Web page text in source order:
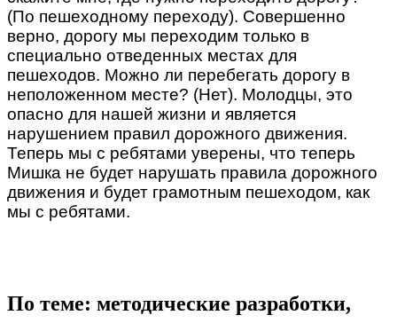
(По пешеходному переходу). Совершенно
верно, дорогу мы переходим только в
специально отведенных местах для
пешеходов. Можно ли перебегать дорогу в
неположенном месте? (Нет). Молодцы, это
опасно для нашей жизни и является
нарушением правил дорожного движения.
Теперь мы с ребятами уверены, что теперь
Мишка не будет нарушать правила дорожного
движения и будет грамотным пешеходом, как
мы с ребятами.
По теме: методические разработки,